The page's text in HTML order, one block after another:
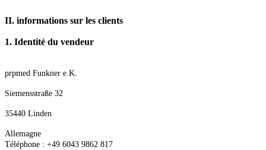
II. informations sur les clients
1. Identité du vendeur
prpmed Funkner e.K.
Siemensstraße 32
35440 Linden
Allemagne
Téléphone : +49 6043 9862 817